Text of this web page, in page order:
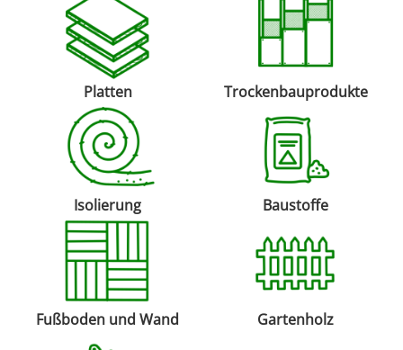
Platten Trockenbauprodukte
Isolierung Baustoffe
Fußboden und Wand Gartenholz